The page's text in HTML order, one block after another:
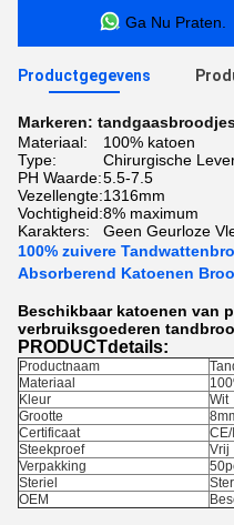
Ga Nu Praten.
Productgegevens
Markeren:
Materiaal:
100% katoen
Type:
Chirurgische
PH Waarde:5.5-7.5
Vezellengte:1316mm
Vochtigheid:8% maximum
Karakters:
Geen Geurloze
100% zuivere
Absorberend Katoenen
Beschikbaar katoenen van
verbruiksgoederen
PRODUCTdetails:
Productnaam
Materiaal
Kleur
Wit
Grootte
Certificaat
CE/
Steekproef
Vrij
Verpakking
Steriel
OEM